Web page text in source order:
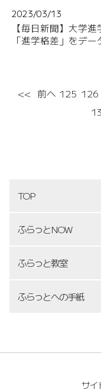
2023/03/13
【毎日新聞】大学
「進学格差」をデー
<< 前へ 125 126
TOP
ふらっとNOW
ふらっと教室
ふらっとへの手紙
サイ